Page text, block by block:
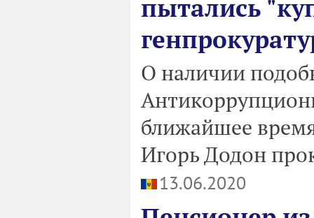
пытались
О наличии
ближайшее
Игорь Додон
13.06.2020